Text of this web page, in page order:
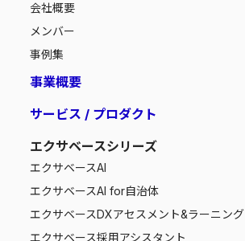
会社概要
メンバー
事例集
事業概要
サービス / プロダクト
エクサベースシリーズ
エクサベースAI
エクサベースAI for自治体
エクサベースDXアセスメント&ラーニング
エクサベース採用アシスタント